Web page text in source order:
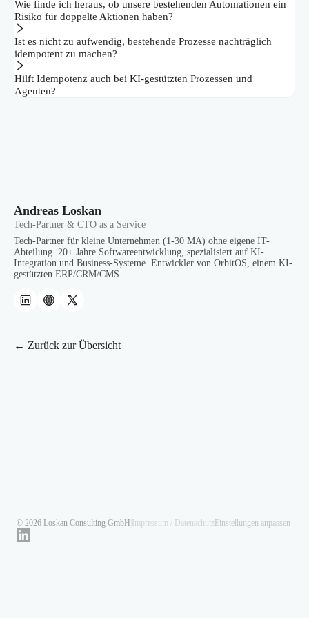
Wie finde ich heraus, ob unsere bestehenden Automationen ein
Risiko für doppelte Aktionen haben?
Ist es nicht zu aufwendig, bestehende Prozesse nachträglich
idempotent zu machen?
Hilft Idempotenz auch bei KI-gestützten Prozessen und
Agenten?
Andreas Loskan
Tech-Partner & CTO as a Service
Tech-Partner für kleine Unternehmen (1-30 MA) ohne eigene IT-
Abteilung. 20+ Jahre Softwareentwicklung, spezialisiert auf KI-
Integration und Business-Systeme. Entwickler von OrbitOS, einem KI-
gestützten ERP/CRM/CMS.
← Zurück zur Übersicht
© 2026 Loskan Consulting GmbH Impressum / Datenschutz Einstellungen anpassen